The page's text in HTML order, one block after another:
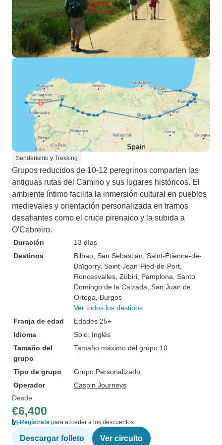
Senderismo y Trekking
Grupos reducidos de 10-12 peregrinos comparten las
antiguas rutas del Camino y sus lugares históricos. El
ambiente íntimo facilita la inmersión cultural en pueblos
medievales y orientación personalizada en tramos
desafiantes como el cruce pirenaico y la subida a
O'Cebreiro.
Duración
13 días
Destinos
Bilbao , San Sebastián , Saint-Étienne-de-
Baïgorry, Saint-Jean-Pied-de-Port
Roncesvalles , Zubiri , Pamplona , Santo
Domingo de la Calzada , San Juan de
Ortega , Burgos
Ver todos los destinos
Franja de edad
Edades 25+
Idioma
Solo: Inglés
Tamaño del
grupo
Tamaño máximo del grupo 10
Tipo de grupo Grupo Personalizado
Operador
Caspin Journeys
Desde
€6,400
Regístrate para acceder a los descuentos
Descargar folleto Ver circuito